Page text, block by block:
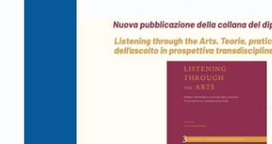
Link identifier archive #link-archive-thumb-soap-85800